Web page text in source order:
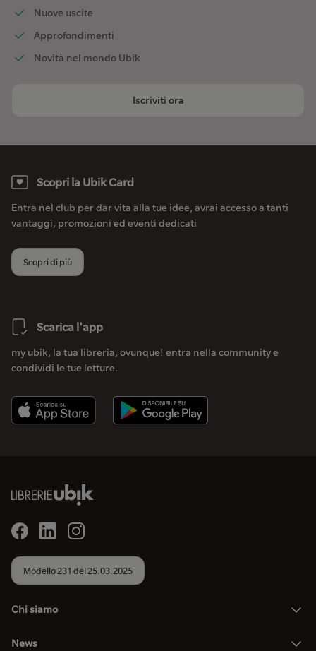
Nuove uscite
Approfondimenti
Novità nel mondo Ubik
Iscriviti ora
Scopri la Ubik Card
Entra nel club per dar vita alla tue idee, avrai accesso a tanti
vantaggi, promozioni ed eventi dedicati
Scopri di più
Scarica l'app
my ubik, la tua libreria, ovunque! entra nella community e
condividi le tue letture.
Modello 231 del 25.03.2025
Chi siamo
News